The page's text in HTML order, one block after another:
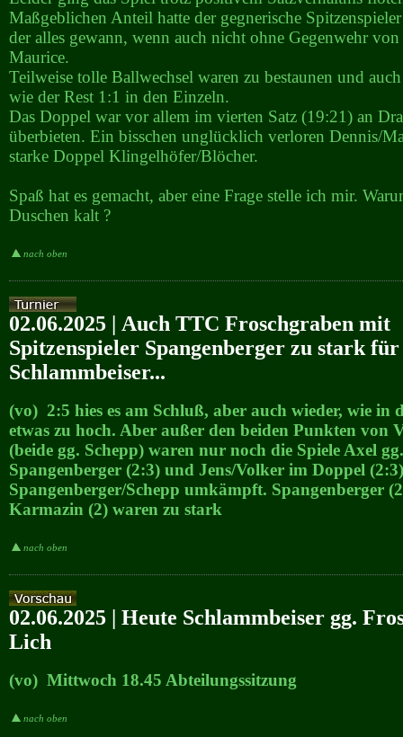
Maßgeblichen Anteil hatte der gegnerische
der alles gewann, wenn auch nicht ohne Gegenwehr
Maurice.
Teilweise tolle Ballwechsel waren zu bestaunen und
wie der Rest 1:1 in den Einzeln.
Das Doppel war vor allem im vierten Satz (19:21) an
überbieten. Ein bisschen unglücklich verloren Dennis/
starke Doppel Klingelhöfer/Blöcher.
Spaß hat es gemacht, aber eine Frage stelle ich mir.
Duschen kalt ?
nach oben
02.06.2025 | Auch TTC Froschgraben mit
Spitzenspieler Spangenberger zu stark
Schlammbeiser...
(vo) 2:5 hies es am Schluß, aber auch wieder, wie in
etwas zu hoch. Aber außer den beiden Punkten von
(beide gg. Schepp) waren nur noch die Spiele Axel gg.
Spangenberger (2:3) und Jens/Volker im Doppel
Spangenberger/Schepp umkämpft. Spangenberger
Karmazin (2) waren zu stark
nach oben
02.06.2025 | Heute Schlammbeiser gg.
Lich
(vo) Mittwoch 18.45 Abteilungssitzung
nach oben